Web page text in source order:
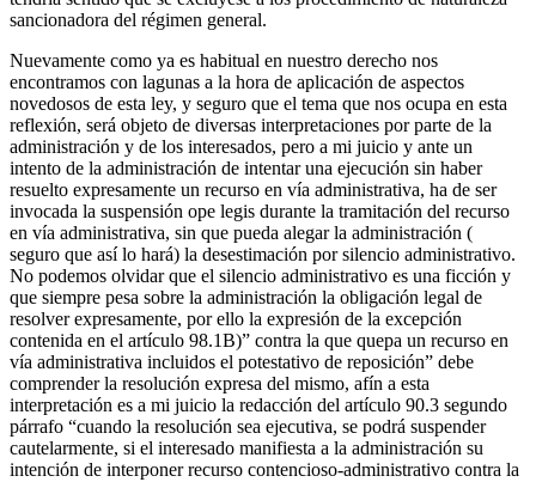
sancionadora del régimen general.
Nuevamente como ya es habitual en nuestro derecho nos
encontramos con lagunas a la hora de aplicación de aspectos
novedosos de esta ley, y seguro que el tema que nos ocupa en esta
reflexión, será objeto de diversas interpretaciones por parte de la
administración y de los interesados, pero a mi juicio y ante un
intento de la administración de intentar una ejecución sin haber
resuelto expresamente un recurso en vía administrativa, ha de ser
invocada la suspensión ope legis durante la tramitación del recurso
en vía administrativa, sin que pueda alegar la administración (
seguro que así lo hará) la desestimación por silencio administrativo.
No podemos olvidar que el silencio administrativo es una ficción y
que siempre pesa sobre la administración la obligación legal de
resolver expresamente, por ello la expresión de la excepción
contenida en el artículo 98.1B)” contra la que quepa un recurso en
vía administrativa incluidos el potestativo de reposición” debe
comprender la resolución expresa del mismo, afín a esta
interpretación es a mi juicio la redacción del artículo 90.3 segundo
párrafo “cuando la resolución sea ejecutiva, se podrá suspender
cautelarmente, si el interesado manifiesta a la administración su
intención de interponer recurso contencioso-administrativo contra la